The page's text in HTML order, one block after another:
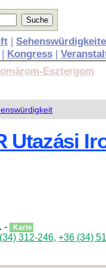
|
Kongress|
Esztergom
Utazási
- Karte
312-246, +36 (34)